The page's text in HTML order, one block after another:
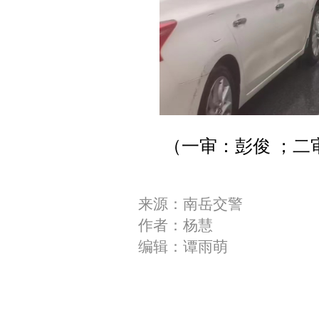
（一审：彭俊 ；
来源：南岳交警
作者：杨慧
编辑：谭雨萌